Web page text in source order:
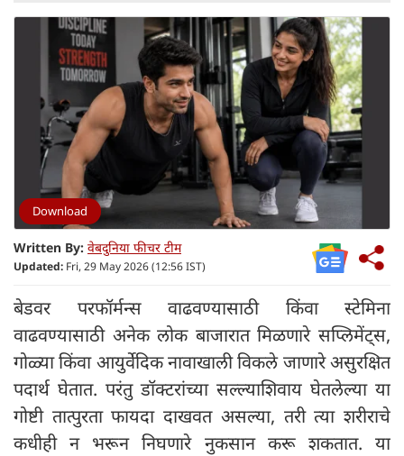
Download
Written By: वेबदुनिया फीचर टीम
Updated: Fri, 29 May 2026 (12:56 IST)
बेडवर परफॉर्मन्स वाढवण्यासाठी किंवा स्टेमिना
वाढवण्यासाठी अनेक लोक बाजारात मिळणारे सप्लिमेंट्स,
गोळ्या किंवा आयुर्वेदिक नावाखाली विकले जाणारे असुरक्षित
पदार्थ घेतात. परंतु डॉक्टरांच्या सल्ल्याशिवाय घेतलेल्या या
गोष्टी तात्पुरता फायदा दाखवत असल्या, तरी त्या शरीराचे
कधीही न भरून निघणारे नुकसान करू शकतात. या